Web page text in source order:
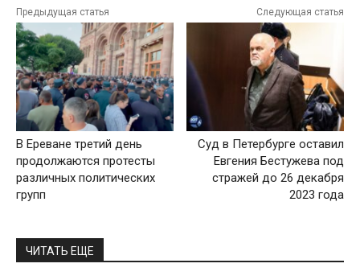
Предыдущая статья
В Ереване третий день
продолжаются протесты
различных политических
групп
Следующая статья
Суд в Петербурге оставил
Евгения Бестужева под
стражей до 26 декабря
2023 года
ЧИТАТЬ ЕЩЕ